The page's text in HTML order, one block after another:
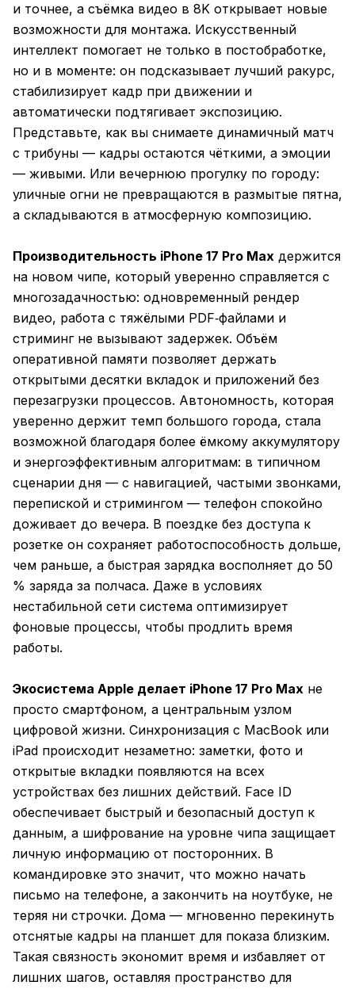
и точнее, а съёмка видео в 8K открывает новые
возможности для монтажа. Искусственный
интеллект помогает не только в постобработке,
но и в моменте: он подсказывает лучший ракурс,
стабилизирует кадр при движении и
автоматически подтягивает экспозицию.
Представьте, как вы снимаете динамичный матч
с трибуны — кадры остаются чёткими, а эмоции
— живыми. Или вечернюю прогулку по городу:
уличные огни не превращаются в размытые пятна,
а складываются в атмосферную композицию.
Производительность iPhone 17 Pro Max держится
на новом чипе, который уверенно справляется с
многозадачностью: одновременный рендер
видео, работа с тяжёлыми PDF‑файлами и
стриминг не вызывают задержек. Объём
оперативной памяти позволяет держать
открытыми десятки вкладок и приложений без
перезагрузки процессов. Автономность, которая
уверенно держит темп большого города, стала
возможной благодаря более ёмкому аккумулятору
и энергоэффективным алгоритмам: в типичном
сценарии дня — с навигацией, частыми звонками,
перепиской и стримингом — телефон спокойно
доживает до вечера. В поездке без доступа к
розетке он сохраняет работоспособность дольше,
чем раньше, а быстрая зарядка восполняет до 50
% заряда за полчаса. Даже в условиях
нестабильной сети система оптимизирует
фоновые процессы, чтобы продлить время
работы.
Экосистема Apple делает iPhone 17 Pro Max не
просто смартфоном, а центральным узлом
цифровой жизни. Синхронизация с MacBook или
iPad происходит незаметно: заметки, фото и
открытые вкладки появляются на всех
устройствах без лишних действий. Face ID
обеспечивает быстрый и безопасный доступ к
данным, а шифрование на уровне чипа защищает
личную информацию от посторонних. В
командировке это значит, что можно начать
письмо на телефоне, а закончить на ноутбуке, не
теряя ни строчки. Дома — мгновенно перекинуть
отснятые кадры на планшет для показа близким.
Такая связность экономит время и избавляет от
лишних шагов, оставляя пространство для